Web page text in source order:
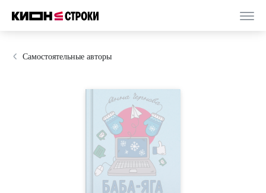
Самостоятельные авторы